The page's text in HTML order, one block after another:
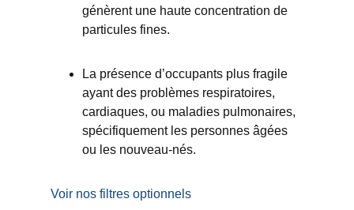
génèrent une haute concentration de
particules fines.
La présence d’occupants plus fragile
ayant des problèmes respiratoires,
cardiaques, ou maladies pulmonaires,
spécifiquement les personnes âgées
ou les nouveau-nés.
Voir nos filtres optionnels